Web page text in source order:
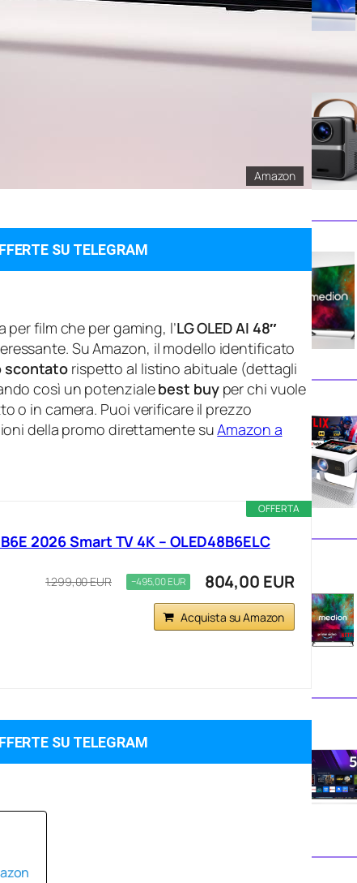
Amazon
SU TELEGRAM
film che per gaming, l’LG OLED AI 48″
Su Amazon, il modello identificato
scontato rispetto al listino abituale (dettagli
così un potenzialebest buyper chi vuole
o in camera. Puoi verificare il prezzo
della promo direttamente suAmazon a
OFFERTA
2026 Smart TV 4K – OLED48B6ELC
1.299,00 EUR −495,00 EUR 804,00 EUR
Acquista su Amazon
SU TELEGRAM